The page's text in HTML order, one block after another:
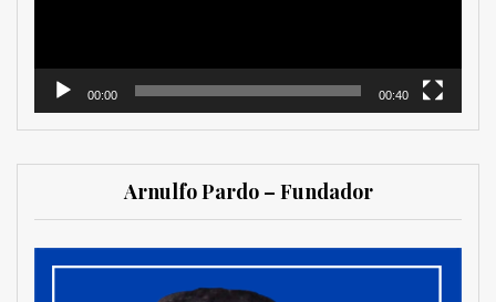
00:00 00:40
Arnulfo Pardo – Fundador